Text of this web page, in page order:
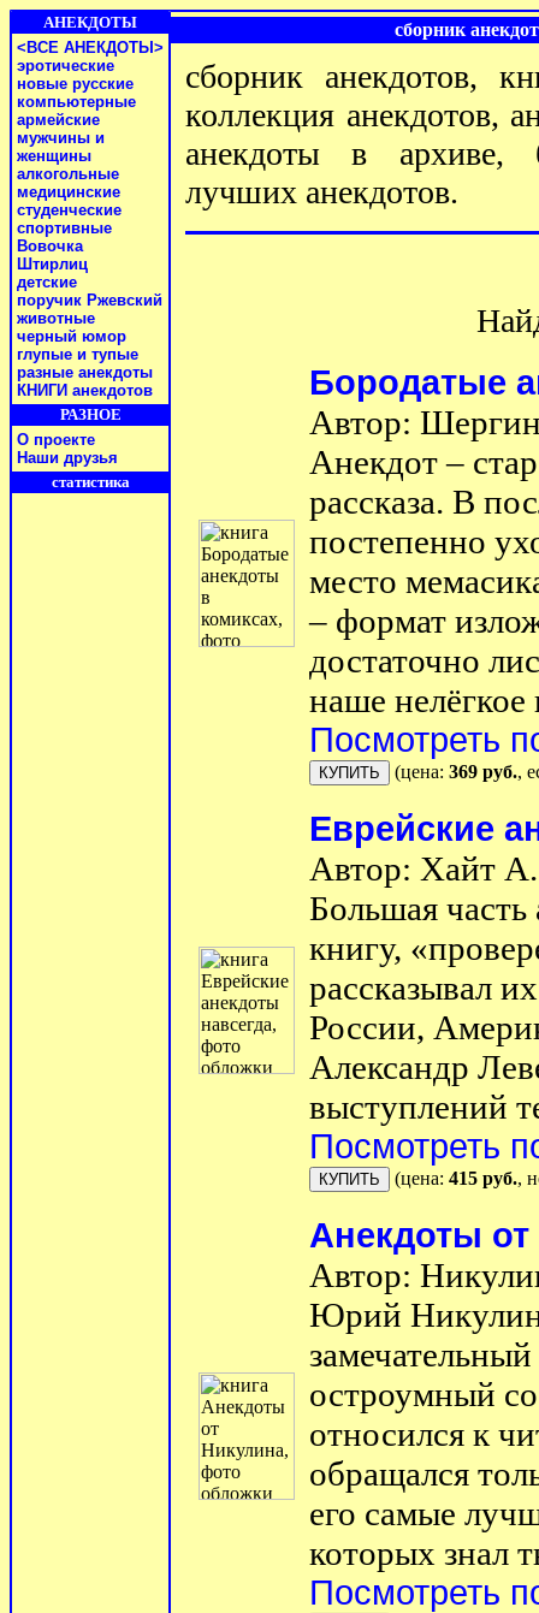
АНЕКДОТЫ
<ВСЕ АНЕКДОТЫ>
эротические
новые русские
компьютерные
армейские
мужчины и
женщины
алкогольные
медицинские
студенческие
спортивные
Вовочка
Штирлиц
детские
поручик Ржевский
животные
черный юмор
глупые и тупые
разные анекдоты
КНИГИ анекдотов
РАЗНОЕ
О проекте
Наши друзья
статистика
сборник
сборник анекдотов,
коллекция анекдотов,
анекдоты в архиве,
лучших анекдотов.
Бородатые
Автор:
Анекдот –
рассказа. В
постепенно
место
– формат
достаточно
наше нелёгкое
Посмотреть
(цена: 369 руб.,
Еврейские
Автор: Хайт А.
Большая
книгу,
рассказывал
России,
Александр
выступлений
Посмотреть
(цена: 415 руб.,
Анекдоты
Автор:
Юрий
остроумный
относился к
обращался
его самые
которых знал
Посмотреть